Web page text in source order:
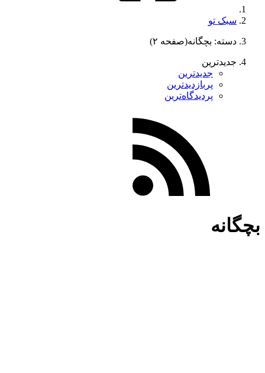
سبک تو
دسته: بچگانه(صفحه ۲)
جدیدترین
جدیدترین
پربازدیدترین
پردیدگاه‌ترین
بچگانه